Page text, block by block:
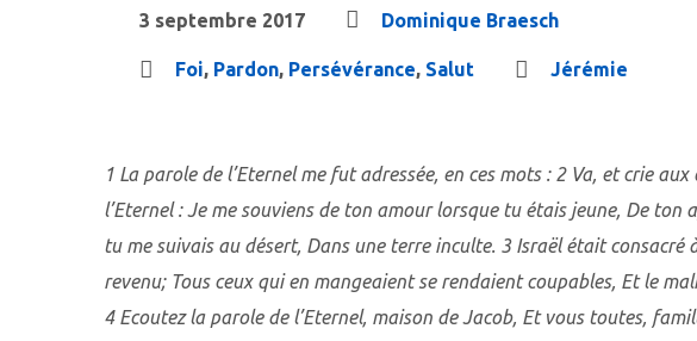
3 septembre 2017 Dominique Braesch
Foi, Pardon, Persévérance, Salut Jérémie
1 La parole de l’Eternel me fut adressée, en ces mots : 2 Va, et crie
l’Eternel : Je me souviens de ton amour lorsque tu étais jeune, De
tu me suivais au désert, Dans une terre inculte. 3 Israël était consacré
revenu; Tous ceux qui en mangeaient se rendaient coupables, Et le
4 Ecoutez la parole de l’Eternel, maison de Jacob, Et vous toutes,